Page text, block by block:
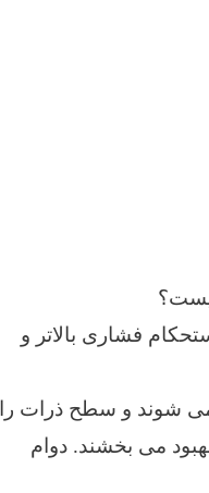
فشاری بالاتر و
می شوند و سطح ذرات را
می بخشند. دوام